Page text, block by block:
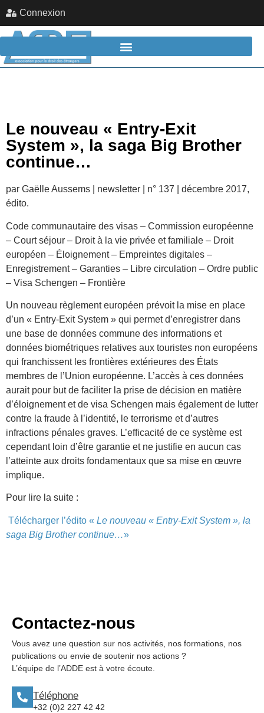
Connexion
Le nouveau « Entry-Exit
System », la saga Big Brother
continue…
par Gaëlle Aussems | newsletter | n° 137 | décembre 2017,
édito.
Code communautaire des visas – Commission européenne
– Court séjour – Droit à la vie privée et familiale – Droit
européen – Éloignement – Empreintes digitales –
Enregistrement – Garanties – Libre circulation – Ordre public
– Visa Schengen – Frontière
Un nouveau règlement européen prévoit la mise en place
d’un « Entry-Exit System » qui permet d’enregistrer dans
une base de données commune des informations et
données biométriques relatives aux touristes non européens
qui franchissent les frontières extérieures des États
membres de l’Union européenne. L’accès à ces données
aurait pour but de faciliter la prise de décision en matière
d’éloignement et de visa Schengen mais également de lutter
contre la fraude à l’identité, le terrorisme et d’autres
infractions pénales graves. L’efficacité de ce système est
cependant loin d’être garantie et ne justifie en aucun cas
l’atteinte aux droits fondamentaux que sa mise en œuvre
implique.
Pour lire la suite :
Télécharger l’édito « Le nouveau « Entry-Exit System », la
saga Big Brother continue…»
Contactez-nous
Vous avez une question sur nos activités, nos formations, nos
publications ou envie de soutenir nos actions ?
L’équipe de l’ADDE est à votre écoute.
Téléphone
+32 (0)2 227 42 42